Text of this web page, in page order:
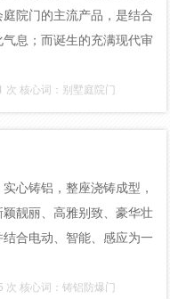
院门的主流产品，是结合
息；而诞生的充满现代审
次 核心词：别墅庭院门
心铸铝，整座浇铸成型，
靓丽、高雅别致、豪华壮
合电动、智能、感应为一
次 核心词：铸铝防爆门